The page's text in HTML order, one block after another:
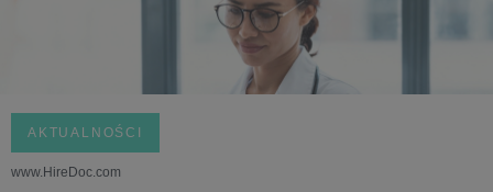
AKTUALNOŚCI
www.HireDoc.com